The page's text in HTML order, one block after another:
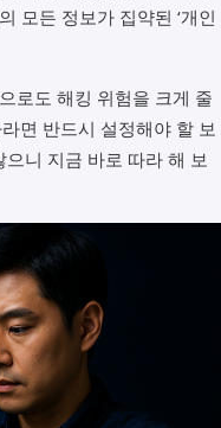
모든 정보가 집약된 ‘개인
로도 해킹 위험을 크게 줄
면 반드시 설정해야 할 보
니 지금 바로 따라 해 보